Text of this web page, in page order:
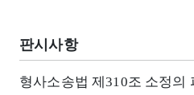
판시사항
형사소송법 제310조 소정의